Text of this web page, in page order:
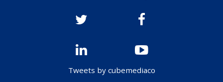
Tweets by cubemediaco